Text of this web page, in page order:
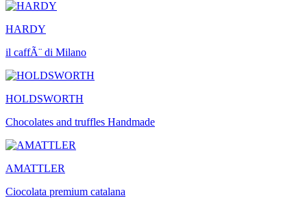
HARDY
il caffÃ¨ di Milano
HOLDSWORTH
Chocolates and truffles Handmade
AMATTLER
Ciocolata premium catalana